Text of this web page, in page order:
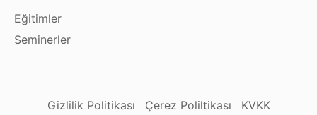
Eğitimler
Seminerler
Gizlilik Politikası Çerez Poliltikası
KVKK